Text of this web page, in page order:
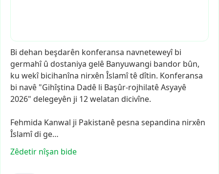
Bi dehan beşdarên konferansa navneteweyî bi
germahî û dostaniya gelê Banyuwangi bandor bûn,
ku wekî bicihanîna nirxên Îslamîtê dîtin. Konferansa
bi navê "Gihîştina Dadê li Başûr-rojhilatêAsyayê
2026" delegeyên ji 12welatan dicivîne.
Fehmida Kanwal ji Pakistanê pesna sepandina nirxên
Îslamî di ge…
Zêdetir nîşan bide